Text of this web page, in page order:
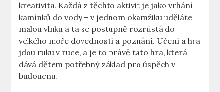
kreativita. Každá z těchto aktivit je jako vrhání
kamínků do vody – v jednom okamžiku uděláte
malou vlnku a ta se postupně rozrůstá do
velkého moře dovedností a poznání. Učení a hra
jdou ruku v ruce, a je to právě tato hra, která
dává dětem potřebný základ pro úspěch v
budoucnu.